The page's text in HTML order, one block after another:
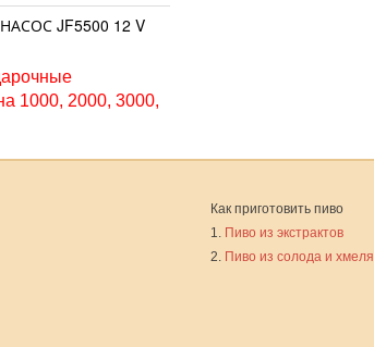
JF5500 12 V
1000, 2000, 3000,
Как приготовить пиво
1. Пиво из экстрактов
2. Пиво из солода и хмеля